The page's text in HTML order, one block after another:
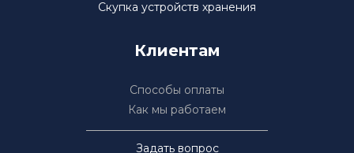
Скупка устройств хранения
Клиентам
Способы оплаты
Как мы работаем
Задать вопрос